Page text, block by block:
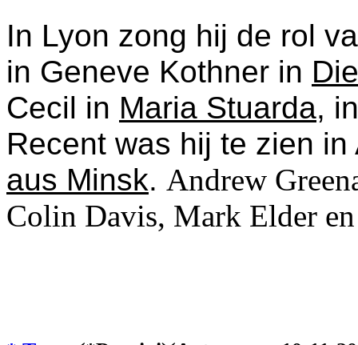
In Lyon zong hij de rol
in Geneve Kothner in
Cecil in Maria Stuarda,
Recent was hij te zien
aus Minsk. Andrew
Colin Davis, Mark Elder